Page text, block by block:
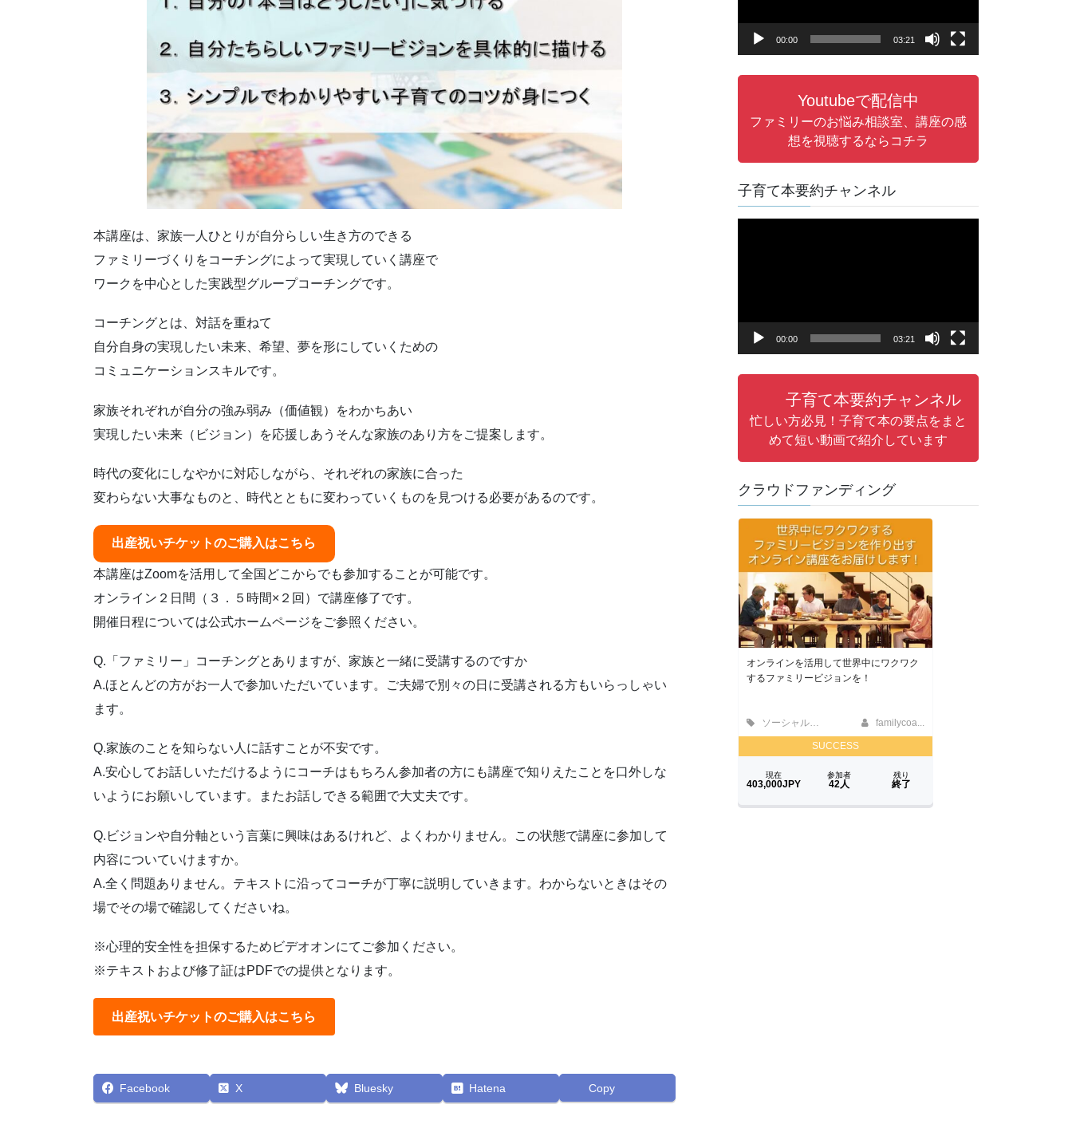
本講座は、家族一人ひとりが自分らしい生き方のできる
ファミリーづくりをコーチングによって実現していく講座で
ワークを中心とした実践型グループコーチングです。
コーチングとは、対話を重ねて
自分自身の実現したい未来、希望、夢を形にしていくための
コミュニケーションスキルです。
家族それぞれが自分の強み弱み（価値観）をわかちあい
実現したい未来（ビジョン）を応援しあうそんな家族のあり方をご提案します。
時代の変化にしなやかに対応しながら、それぞれの家族に合った
変わらない大事なものと、時代とともに変わっていくものを見つける必要があるのです。
出産祝いチケットのご購入はこちら
本講座はZoomを活用して全国どこからでも参加することが可能です。
オンライン２日間（３．５時間×２回）で講座修了です。
開催日程については公式ホームページをご参照ください。
Q.「ファミリー」コーチングとありますが、家族と一緒に受講するのですか
A.ほとんどの方がお一人で参加いただいています。ご夫婦で別々の日に受講される方もいらっしゃい
ます。
Q.家族のことを知らない人に話すことが不安です。
A.安心してお話しいただけるようにコーチはもちろん参加者の方にも講座で知りえたことを口外しな
いようにお願いしています。またお話しできる範囲で大丈夫です。
Q.ビジョンや自分軸という言葉に興味はあるけれど、よくわかりません。この状態で講座に参加して
内容についていけますか。
A.全く問題ありません。テキストに沿ってコーチが丁寧に説明していきます。わからないときはその
場でその場で確認してくださいね。
※心理的安全性を担保するためビデオオンにてご参加ください。
※テキストおよび修了証はPDFでの提供となります。
出産祝いチケットのご購入はこちら
Facebook X Bluesky Hatena Copy
ヤ
00:00 03:21
Youtubeで配信中
ファミリーのお悩み相談室、講座の感
想を視聴するならコチラ
子育て本要約チャンネル
ヤ
00:00 03:21
子育て本要約チャンネル
忙しい方必見！子育て本の要点をまと
めて短い動画で紹介しています
クラウドファンディング